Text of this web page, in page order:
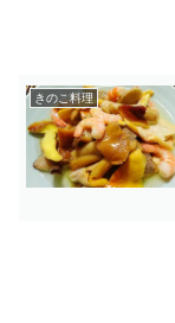
きのこ料理